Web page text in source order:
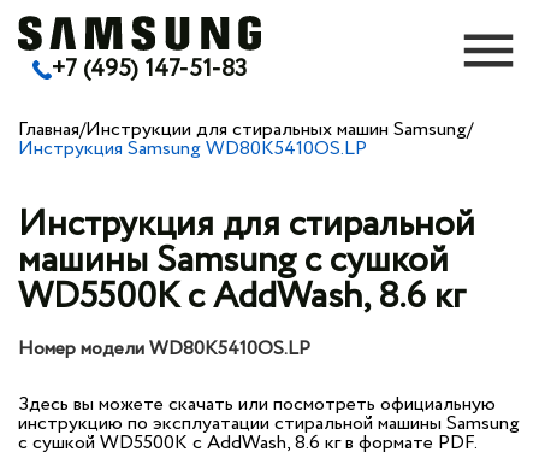
+7 (495) 147-51-83
Главная/Инструкции для стиральных машин Samsung/
Инструкция Samsung WD80K5410OS.LP
Инструкция для стиральной
машины Samsung с сушкой
WD5500K с AddWash, 8.6 кг
Номер модели WD80K5410OS.LP
Здесь вы можете скачать или посмотреть официальную
инструкцию по эксплуатации стиральной машины Samsung
с сушкой WD5500K с AddWash, 8.6 кг в формате PDF.